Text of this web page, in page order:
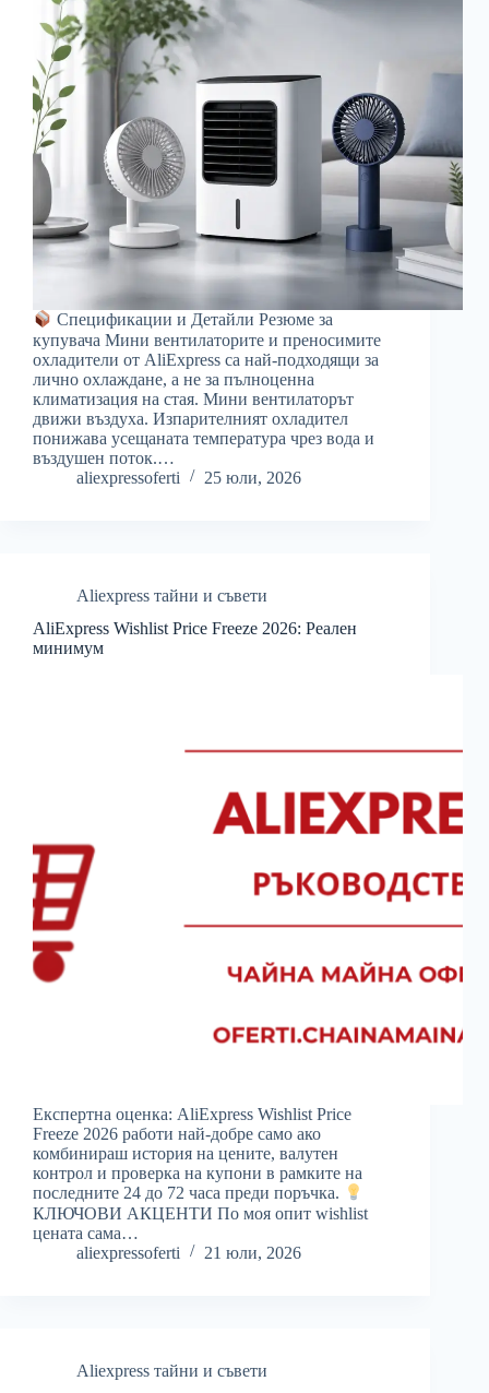
Спецификации и Детайли Резюме за
купувача Мини вентилаторите и преносимите
охладители от AliExpress са най-подходящи за
лично охлаждане, а не за пълноценна
климатизация на стая. Мини вентилаторът
движи въздуха. Изпарителният охладител
понижава усещаната температура чрез вода и
въздушен поток.…
aliexpressoferti
25 юли, 2026
Aliexpress тайни и съвети
AliExpress Wishlist Price Freeze 2026: Реален
минимум
Експертна оценка: AliExpress Wishlist Price
Freeze 2026 работи най-добре само ако
комбинираш история на цените, валутен
контрол и проверка на купони в рамките на
последните 24 до 72 часа преди поръчка.
КЛЮЧОВИ АКЦЕНТИ По моя опит wishlist
цената сама…
aliexpressoferti
21 юли, 2026
Aliexpress тайни и съвети